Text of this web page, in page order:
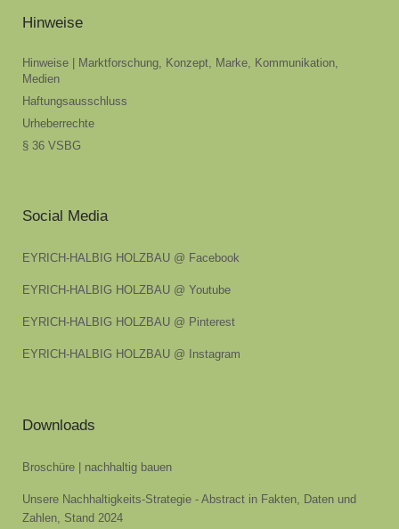
Hinweise
Hinweise | Marktforschung, Konzept, Marke, Kommunikation,
Medien
Haftungsausschluss
Urheberrechte
§ 36 VSBG
Social Media
EYRICH-HALBIG HOLZBAU @ Facebook
EYRICH-HALBIG HOLZBAU @ Youtube
EYRICH-HALBIG HOLZBAU @ Pinterest
EYRICH-HALBIG HOLZBAU @ Instagram
Downloads
Broschüre | nachhaltig bauen
Unsere Nachhaltigkeits-Strategie - Abstract in Fakten, Daten und
Zahlen, Stand 2024